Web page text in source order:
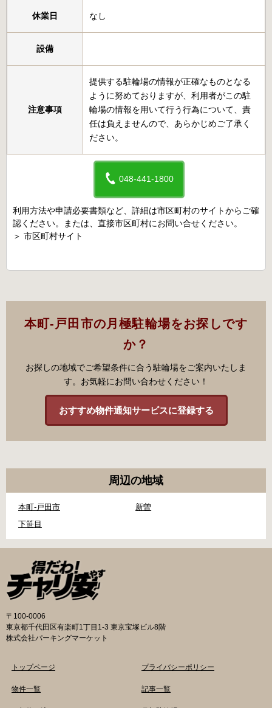
休業日 なし
設備
注意事項
提供する駐輪場の情報が正確なものとなる
ように努めておりますが、利用者がこの駐
輪場の情報を用いて行う行為について、責
任は負えませんので、あらかじめご了承く
ださい。
048-441-1800
利用方法や申請必要書類など、詳細は市区町村のサイトからご確
認ください。または、直接市区町村にお問い合せください。
＞ 市区町村サイト
本町-戸田市の月極駐輪場をお探しです
か？
お探しの地域でご希望条件に合う駐輪場をご案内いたしま
す。お気軽にお問い合わせください！
おすすめ物件通知サービスに登録する
周辺の地域
本町-戸田市
新曽
下笹目
〒100-0006
東京都千代田区有楽町1丁目1-3 東京宝塚ビル8階
株式会社パーキングマーケット
トップページ
物件一覧
プライバシーポリシー
記事一覧